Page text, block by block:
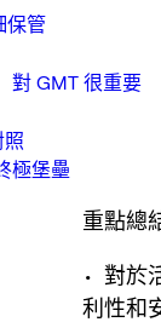
保管
對 GMT 很重要
極堡壘
重點總
• 對於
利性和